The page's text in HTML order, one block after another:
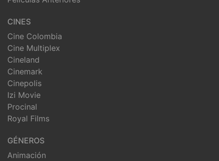
CINES
Cine Colombia
Cine Multiplex
Cineland
Cinemark
Cinepolis
Izi Movie
Procinal
Royal Films
GÉNEROS
Animación